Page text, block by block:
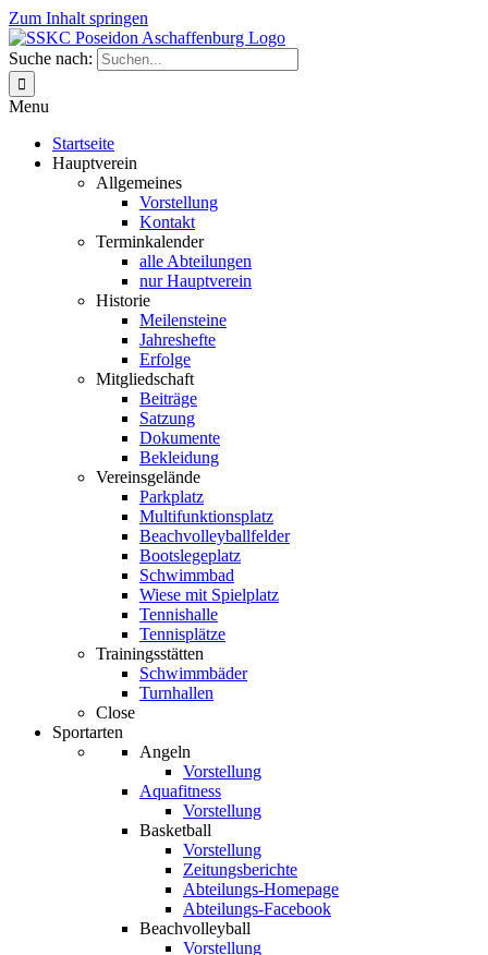
Zum Inhalt springen
Suche nach:
Menu
Startseite
Hauptverein
Allgemeines
Vorstellung
Kontakt
Terminkalender
alle Abteilungen
nur Hauptverein
Historie
Meilensteine
Jahreshefte
Erfolge
Mitgliedschaft
Beiträge
Satzung
Dokumente
Bekleidung
Vereinsgelände
Parkplatz
Multifunktionsplatz
Beachvolleyballfelder
Bootslegeplatz
Schwimmbad
Wiese mit Spielplatz
Tennishalle
Tennisplätze
Trainingsstätten
Schwimmbäder
Turnhallen
Close
Sportarten
Angeln
Vorstellung
Aquafitness
Vorstellung
Basketball
Vorstellung
Zeitungsberichte
Abteilungs-Homepage
Abteilungs-Facebook
Beachvolleyball
Vorstellung